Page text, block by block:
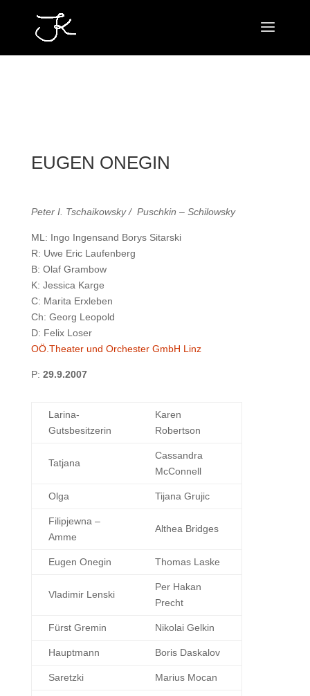
EUGEN ONEGIN
Peter I. Tschaikowsky / Puschkin – Schilowsky
ML: Ingo Ingensand Borys Sitarski
R: Uwe Eric Laufenberg
B: Olaf Grambow
K: Jessica Karge
C: Marita Erxleben
Ch: Georg Leopold
D: Felix Loser
OÖ.Theater und Orchester GmbH Linz
P: 29.9.2007
Larina-
Gutsbesitzerin
Karen
Robertson
Tatjana
Cassandra
McConnell
Olga Tijana Grujic
Filipjewna –
Amme
Althea Bridges
Eugen Onegin Thomas Laske
Vladimir Lenski
Per Hakan
Precht
Fürst Gremin Nikolai Gelkin
Hauptmann Boris Daskalov
Saretzki Marius Mocan